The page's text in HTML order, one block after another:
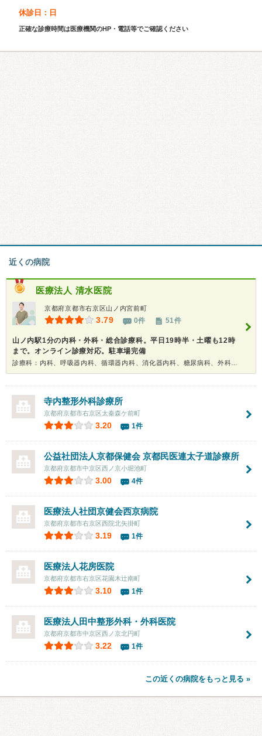
休診日：日
正確な診療時間は医療機関のHP・電話等でご確認ください
近くの病院
医療法人 清水医院
京都府京都市右京区山ノ内宮前町
3.79 0件 51件
山ノ内駅1分の内科・外科・総合診療科。平日19時半・土曜も12時
まで。オンライン診療対応。駐車場完備
寺内整形外科診療所
京都府京都市右京区太秦森ケ前町
3.20 1件
公益社団法人京都保健会京都民医連太子道診療所
京都府京都市中京区西ノ京小堀池町
3.00 4件
医療法人社団京健会西京病院
京都府京都市右京区西院北矢掛町
3.19 1件
医療法人花房医院
京都府京都市右京区花園木辻南町
3.10 1件
医療法人 田中整形外科・外科医院
京都府京都市中京区西ノ京北円町
3.22 1件
この近くの病院をもっと見る »